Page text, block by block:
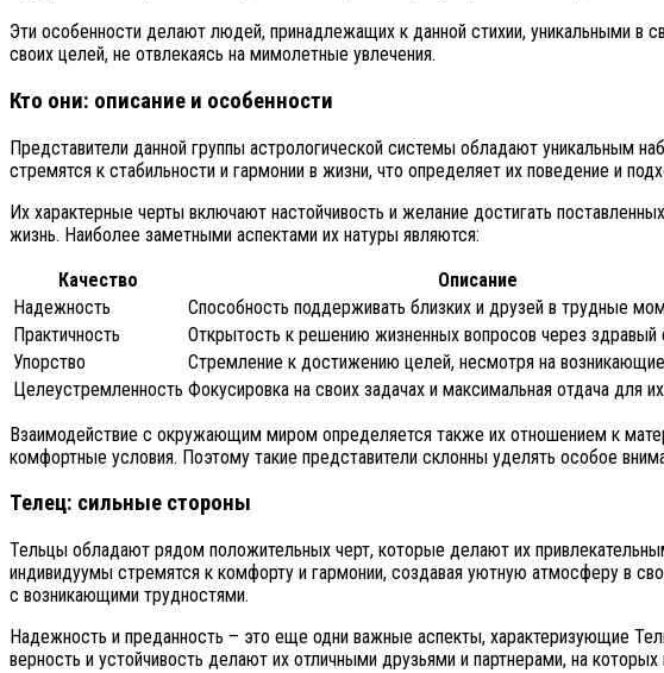
Эти особенности делают людей, принадлежащих к данной стихии, уникальными в
своих целей, не отвлекаясь на мимолетные увлечения.
Кто они: описание и особенности
Представители данной группы астрологической системы обладают уникальным
стремятся к стабильности и гармонии в жизни, что определяет их поведение и
Их характерные черты включают настойчивость и желание достигать
жизнь. Наиболее заметными аспектами их натуры являются:
Качество
Описание
Надежность
Способность поддерживать близких и друзей в трудные
Практичность
Открытость к решению жизненных вопросов через
Упорство
Стремление к достижению целей, несмотря на возникающие
Целеустремленность Фокусировка на своих задачах и максимальная отдача для
Взаимодействие с окружающим миром определяется также их отношением к
комфортные условия. Поэтому такие представители склонны уделять особое
Телец: сильные стороны
Тельцы обладают рядом положительных черт, которые делают их
индивидуумы стремятся к комфорту и гармонии, создавая уютную атмосферу в
с возникающими трудностями.
Надежность и преданность – это еще одни важные аспекты, характеризующие
верность и устойчивость делают их отличными друзьями и партнерами, на